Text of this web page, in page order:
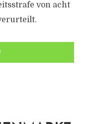
von acht